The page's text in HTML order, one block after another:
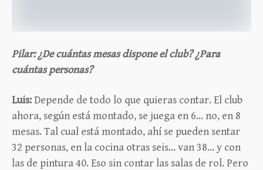
Pilar: ¿De cuántas mesas dispone el club? ¿Para
cuántas personas?
Luis:Depende de todo lo que quieras contar. El club
ahora, según está montado, se juega en 6… no, en 8
mesas. Tal cual está montado, ahí se pueden sentar
32 personas, en la cocina otras seis… van 38… y con
las de pintura 40. Eso sin contar las salas de rol. Pero